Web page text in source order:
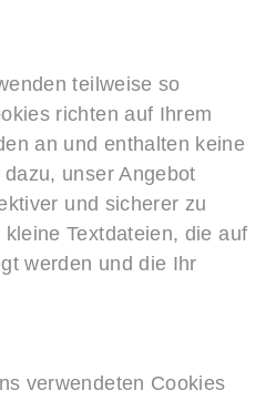
teilweise so
richten auf Ihrem
an und enthalten keine
unser Angebot
und sicherer zu
Textdateien, die auf
werden und die Ihr
verwendeten Cookies